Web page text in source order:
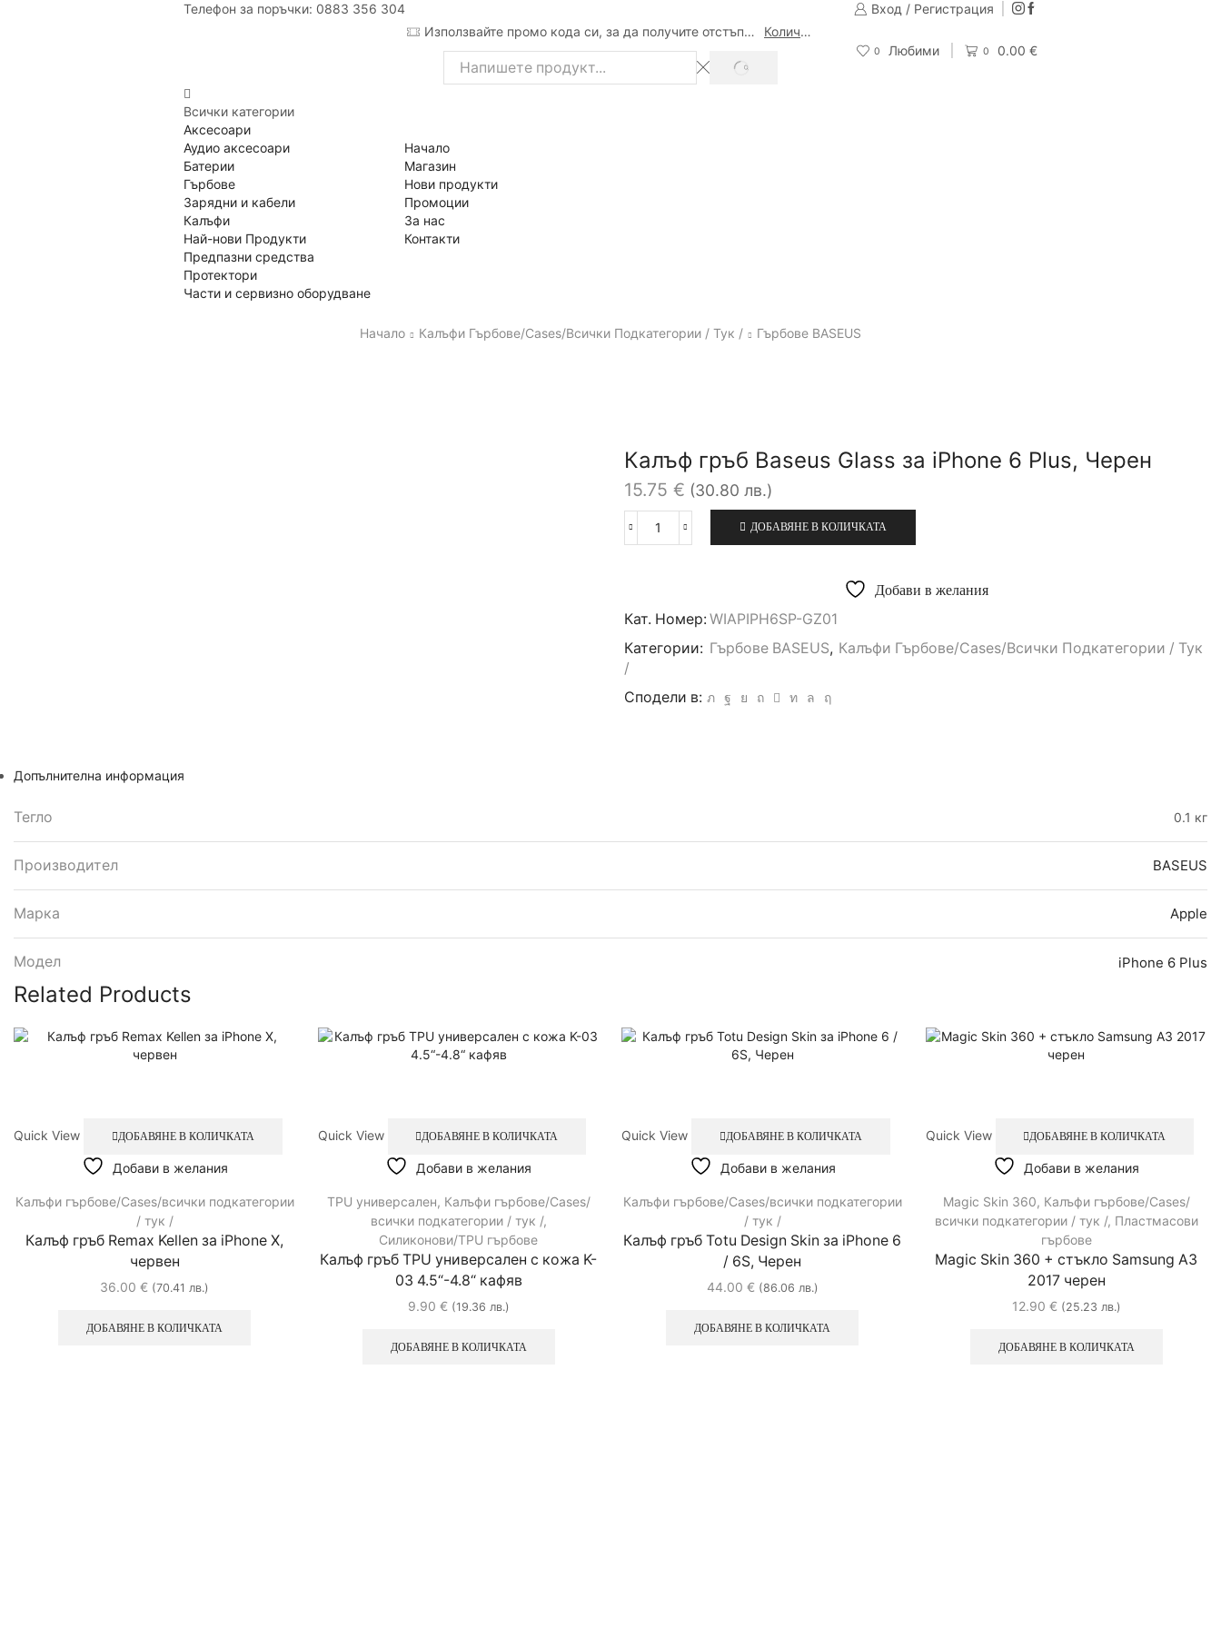
Телефон за поръчки: 0883 356 304
Вход / Регистрация
Използвайте промо кода си, за да получите отстъпка
Количка
Search
SEARCH
0 Любими 0 0.00 €
Всички категории
Аксесоари
Аудио аксесоари
Батерии
Гърбове
Зарядни и кабели
Калъфи
Най-нови Продукти
Предпазни средства
Протектори
Части и сервизно оборудване
Начало
Магазин
Нови продукти
Промоции
За нас
Контакти
Начало Калъфи Гърбове/Cases/всички Подкатегории / Тук / Гърбове BASEUS
Калъф гръб Baseus Glass за iPhone 6 Plus, Черен
15.75 € (30.80 лв.)
количество
Glass
за
iPhone
Plus,
ДОБАВЯНЕ В КОЛИЧКАТА
Добави в желания
Кат. Номер: WIAPIPH6SP-GZ01
Категории: Гърбове BASEUS, Калъфи Гърбове/Cases/всички Подкатегории / Тук
/
Сподели в:
Допълнителна информация
Тегло 0.1 кг
Производител BASEUS
Марка Apple
Модел iPhone 6 Plus
Related Products
Quick View ДОБАВЯНЕ В КОЛИЧКАТА
Добави в желания
Калъфи гърбове/Cases/всички подкатегории
/ тук /
Калъф гръб Remax Kellen за iPhone X,
червен
36.00€ (70.41 лв.)
ДОБАВЯНЕ В КОЛИЧКАТА
Quick View ДОБАВЯНЕ В КОЛИЧКАТА
Добави в желания
TPU универсален, Калъфи гърбове/Cases/
всички подкатегории / тук /,
Силиконови/TPU гърбове
Калъф гръб TPU универсален с кожа K-
03 4.5“-4.8“ кафяв
9.90 € (19.36 лв.)
ДОБАВЯНЕ В КОЛИЧКАТА
Quick View ДОБАВЯНЕ В КОЛИЧКАТА
Добави в желания
Калъфи гърбове/Cases/всички подкатегории
/ тук /
Калъф гръб Totu Design Skin за iPhone 6
/ 6S, Черен
44.00 € (86.06 лв.)
ДОБАВЯНЕ В КОЛИЧКАТА
Quick View ДОБАВЯНЕ В КОЛИЧКАТА
Добави в желания
Magic Skin 360, Калъфи гърбове/Cases/
всички подкатегории / тук /, Пластмасови
гърбове
Magic Skin 360 + стъкло Samsung A3
2017 черен
12.90 € (25.23 лв.)
ДОБАВЯНЕ В КОЛИЧКАТА